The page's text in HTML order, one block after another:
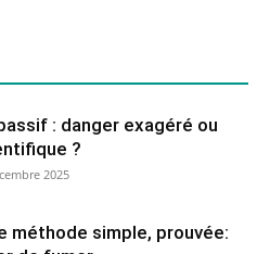
: danger exagéré ou
?
2025
méthode simple, prouvée: